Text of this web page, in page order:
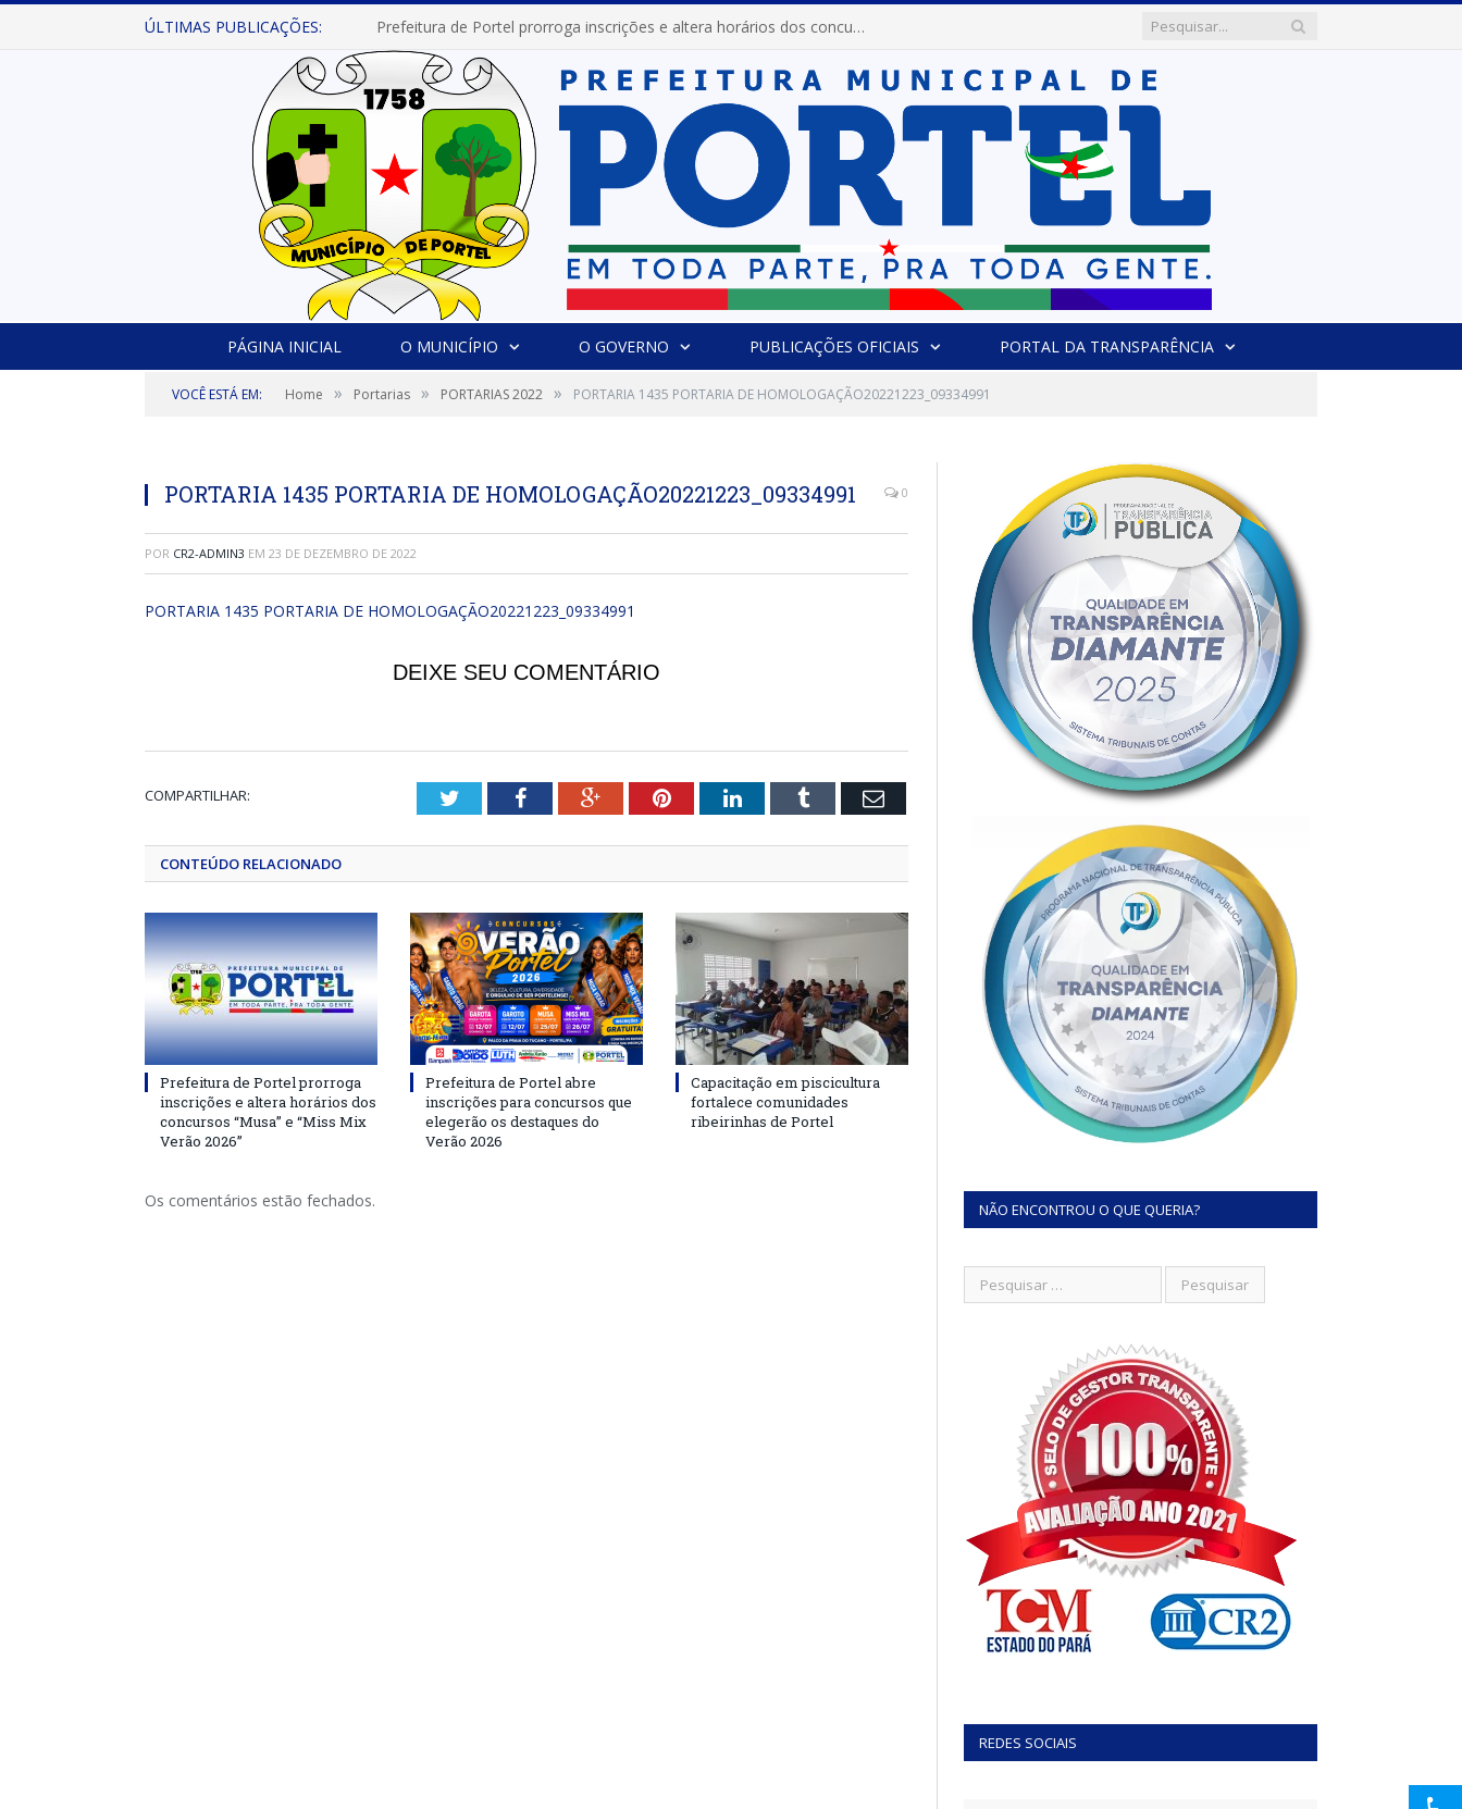
ÚLTIMAS PUBLICAÇÕES: Prefeitura de Portel abre inscrições para concursos que elegerão os destaques do Verão 2026
PÁGINA INICIAL O MUNICÍPIO O GOVERNO PUBLICAÇÕES OFICIAIS PORTAL DA TRANSPARÊNCIA
VOCÊ ESTÁ EM: Home » Portarias » PORTARIAS 2022 » PORTARIA 1435 PORTARIA DE HOMOLOGAÇÃO20221223_09334991
PORTARIA 1435 PORTARIA DE HOMOLOGAÇÃO20221223_09334991 0
POR CR2-ADMIN3 EM 23 DE DEZEMBRO DE 2022
PORTARIA 1435 PORTARIA DE HOMOLOGAÇÃO20221223_09334991
DEIXE SEU COMENTÁRIO
COMPARTILHAR: TwitterFacebookGoogle+PinterestLinkedInTumblr Email
CONTEÚDO RELACIONADO
Prefeitura de Portel prorroga
inscrições e altera horários dos
concursos “Musa” e “Miss Mix
Verão 2026”
Prefeitura de Portel abre
inscrições para concursos que
elegerão os destaques do
Verão 2026
Capacitação em piscicultura
fortalece comunidades
ribeirinhas de Portel
Os comentários estão fechados. NÃO ENCONTROU O QUE QUERIA?
REDES SOCIAIS